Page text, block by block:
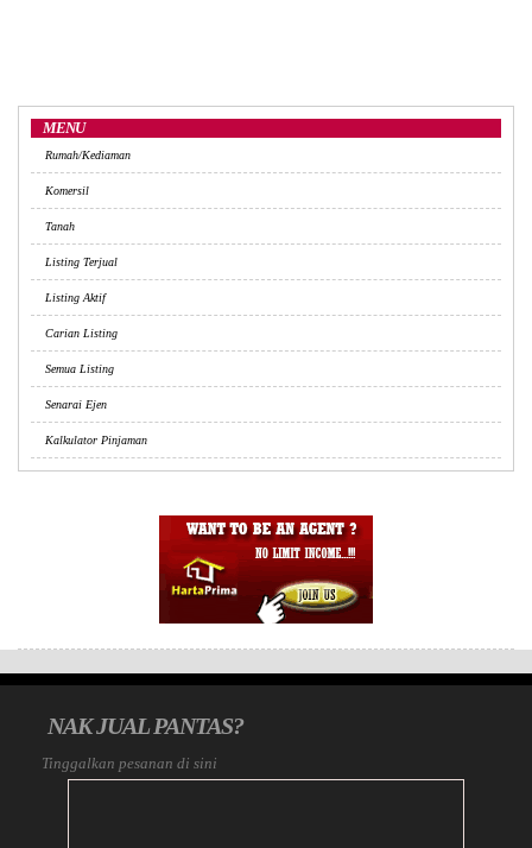
MENU
Rumah/Kediaman
Komersil
Tanah
Listing Terjual
Listing Aktif
Carian Listing
Semua Listing
Senarai Ejen
Kalkulator Pinjaman
NAK JUAL PANTAS?
Tinggalkan pesanan di sini